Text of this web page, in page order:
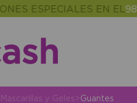
ESPECIALES EN EL 986
y Geles> Guantes